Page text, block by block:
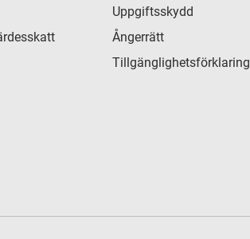
Uppgiftsskydd
Ångerrätt
Tillgänglighetsförklaring